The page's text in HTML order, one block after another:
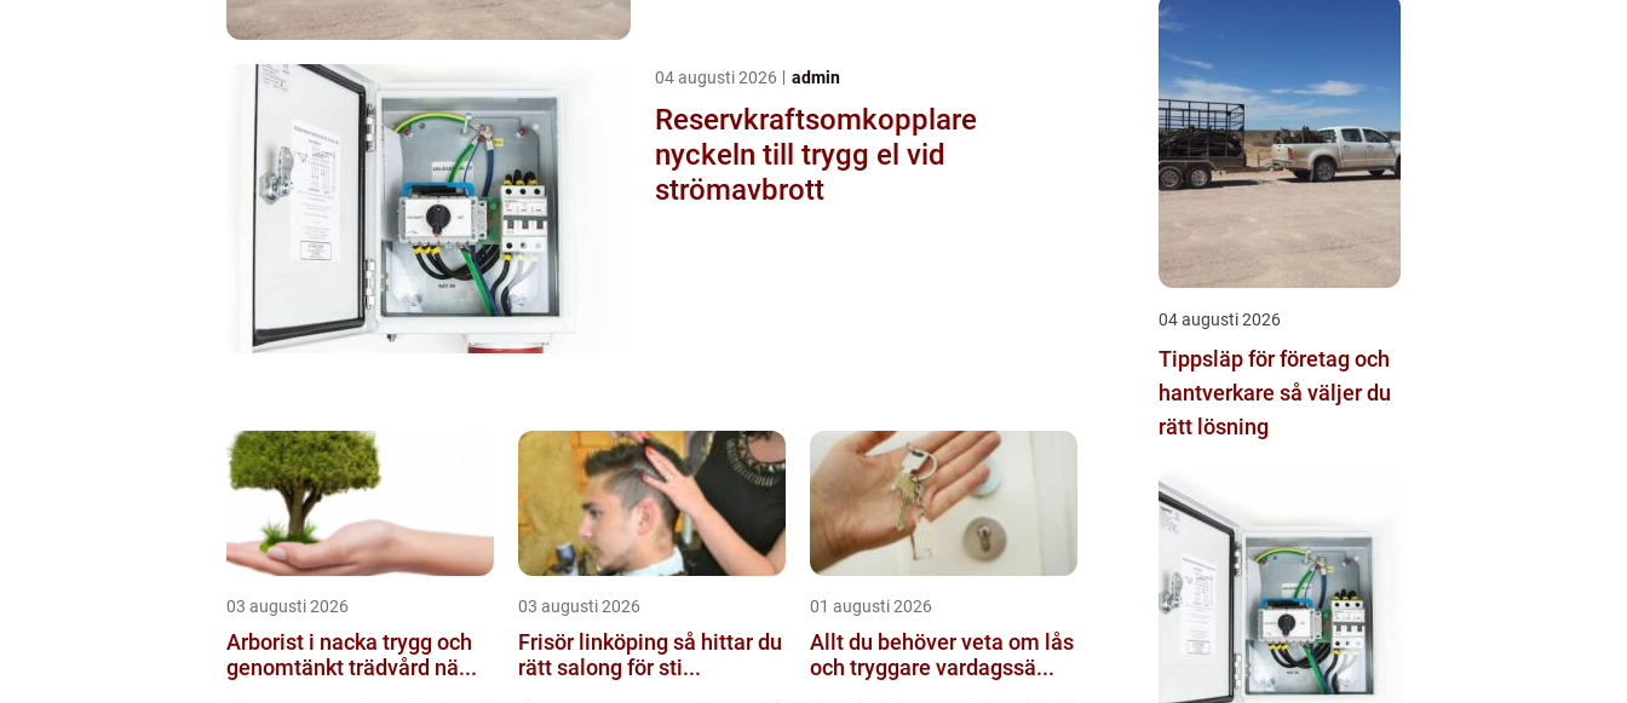
04 augusti 2026 admin
Reservkraftsomkopplare
nyckeln till trygg el vid
strömavbrott
03 augusti 2026
Arborist i nacka trygg och
genomtänkt trädvård nä...
03 augusti 2026
Frisör linköping så hittar du
rätt salong för sti...
01 augusti 2026
Allt du behöver veta om lås
och tryggare vardagssä...
04 augusti 2026
Tippsläp för företag och
hantverkare så väljer du
rätt lösning